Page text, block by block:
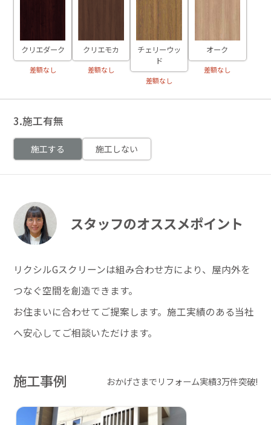
クリエダーク
差額なし
クリエモカ
差額なし
チェリーウッ
ド
差額なし
オーク
差額なし
3.施工有無
施工する 施工しない
スタッフのオススメポイント
リクシルGスクリーンは組み合わせ方により、屋内外を
つなぐ空間を創造できます。
お住まいに合わせてご提案します。施工実績のある当社
へ安心してご相談いただけます。
施工事例 おかげさまでリフォーム実績3万件突破!